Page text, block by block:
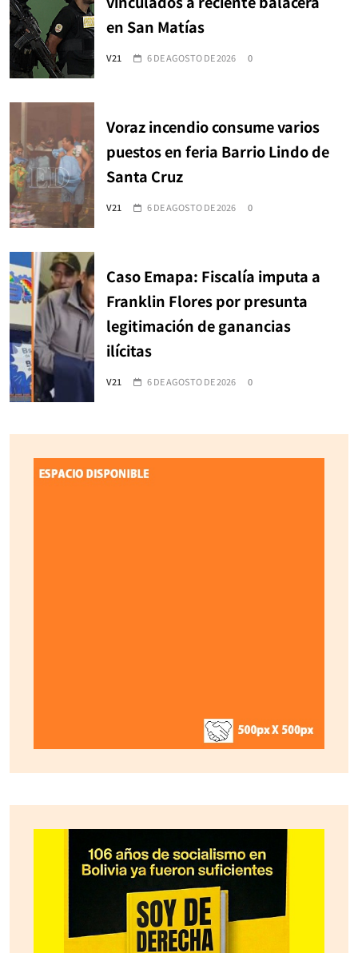
en San Matías
V21 6 DE AGOSTO DE 2026 0
Voraz incendio consume varios
puestos en feria Barrio Lindo de
Santa Cruz
V21 6 DE AGOSTO DE 2026 0
Caso Emapa: Fiscalía imputa a
Franklin Flores por presunta
legitimación de ganancias
ilícitas
V21 6 DE AGOSTO DE 2026 0